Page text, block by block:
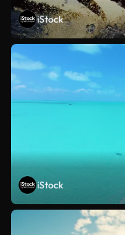
iStock
iStock